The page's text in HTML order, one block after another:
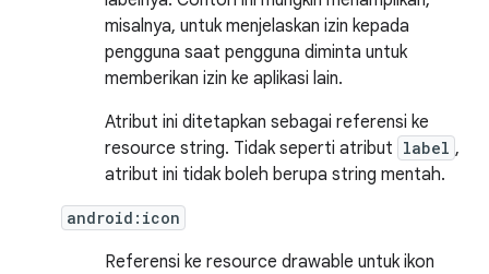
misalnya, untuk menjelaskan izin kepada
pengguna saat pengguna diminta untuk
memberikan izin ke aplikasi lain.
Atribut ini ditetapkan sebagai referensi ke
resource string. Tidak seperti atribut label ,
atribut ini tidak boleh berupa string mentah.
android:icon
Referensi ke resource drawable untuk ikon